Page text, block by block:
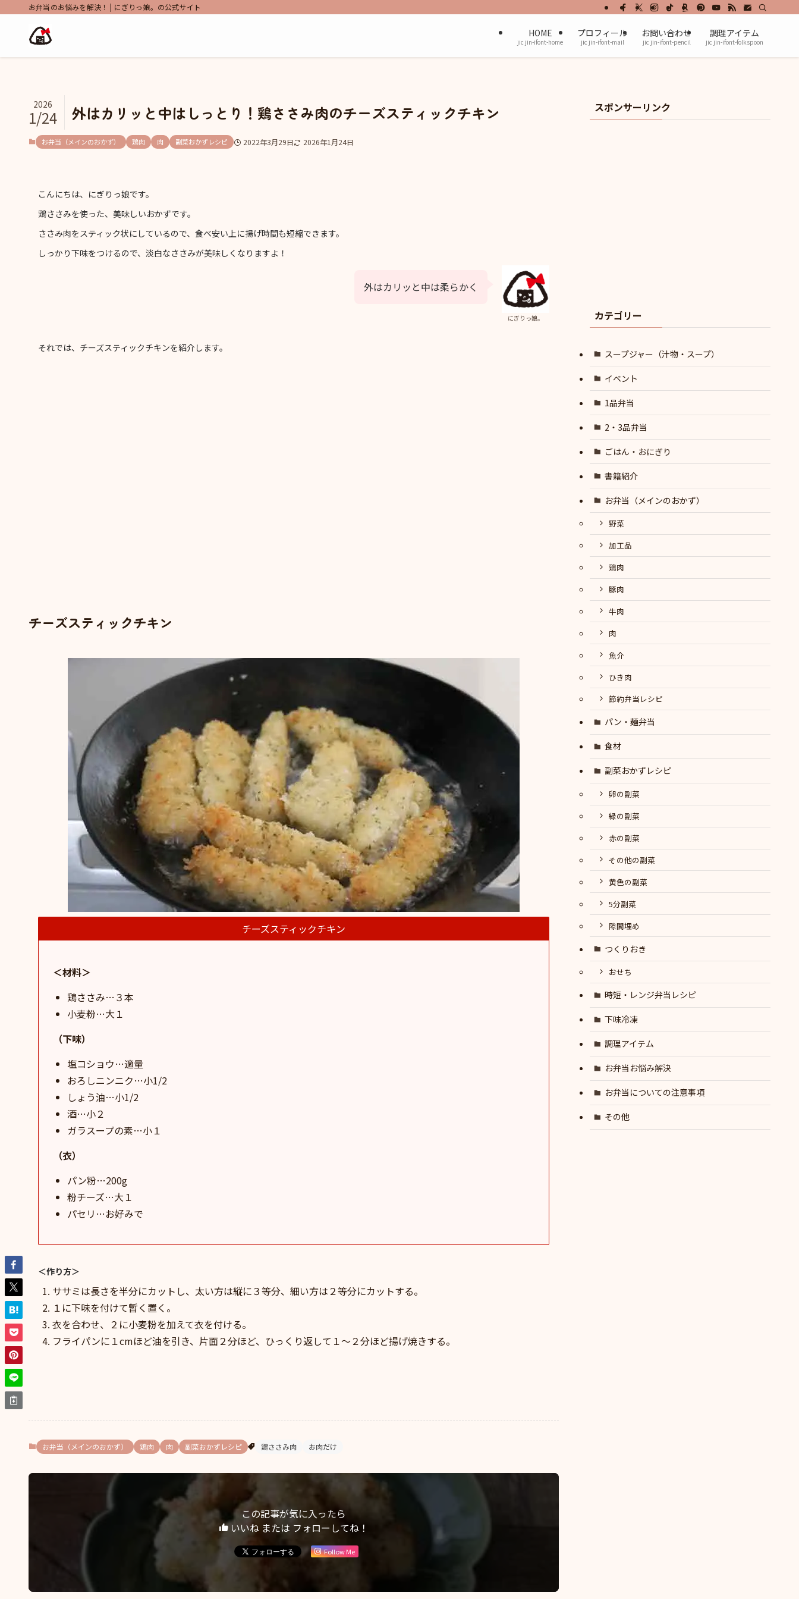
お弁当のお悩みを解決！ | にぎりっ娘。の公式サイト
HOME
jic jin-ifont-home
プロフィール
jic jin-ifont-mail
お問い合わせ
jic jin-ifont-pencil
調理アイテム
jic jin-ifont-folkspoon
外はカリッと中はしっとり！鶏ささみ肉のチーズスティックチキン
2026
1/24
お弁当（メインのおかず） 鶏肉 肉 副菜おかずレシピ 2022年3月29日 2026年1月24日
こんにちは、にぎりっ娘です。
鶏ささみを使った、美味しいおかずです。
ささみ肉をスティック状にしているので、食べ安い上に揚げ時間も短縮できます。
しっかり下味をつけるので、淡白なささみが美味しくなりますよ！
にぎりっ娘。
外はカリッと中は柔らかく
それでは、チーズスティックチキンを紹介します。
チーズスティックチキン
チーズスティックチキン
＜材料＞
鶏ささみ…３本
小麦粉…大１
（下味）
塩コショウ…適量
おろしニンニク…小1/2
しょう油…小1/2
酒…小２
ガラスープの素…小１
（衣）
パン粉…200g
粉チーズ…大１
パセリ…お好みで
＜作り方＞
ササミは長さを半分にカットし、太い方は縦に３等分、細い方は２等分にカットする。
１に下味を付けて暫く置く。
衣を合わせ、２に小麦粉を加えて衣を付ける。
フライパンに１cmほど油を引き、片面２分ほど、ひっくり返して１～２分ほど揚げ焼きする。
お弁当（メインのおかず） 鶏肉 肉 副菜おかずレシピ 鶏ささみ肉 お肉だけ
この記事が気に入ったら
いいね または フォローしてね！
Follow Me
スポンサーリンク
カテゴリー
スープジャー（汁物・スープ）
イベント
1品弁当
2・3品弁当
ごはん・おにぎり
書籍紹介
お弁当（メインのおかず）
野菜
加工品
鶏肉
豚肉
牛肉
肉
魚介
ひき肉
節約弁当レシピ
パン・麺弁当
食材
副菜おかずレシピ
卵の副菜
緑の副菜
赤の副菜
その他の副菜
黄色の副菜
5分副菜
隙間埋め
つくりおき
おせち
時短・レンジ弁当レシピ
下味冷凍
調理アイテム
お弁当お悩み解決
お弁当についての注意事項
その他